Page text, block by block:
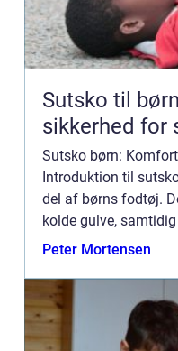
Sutsko til
sikkerhed for
Sutsko børn:
Introduktion til
del af børns fodtøj.
kolde gulve,
fødder mod skader.
Peter Mortensen